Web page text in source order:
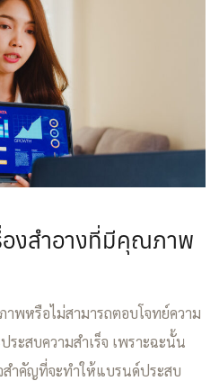
องสำอางที่มีคุณภาพ
หรือไม่สามารถตอบโจทย์ความ
ระสบความสำเร็จ เพราะฉะนั้น
ำคัญที่จะทำให้แบรนด์ประสบ